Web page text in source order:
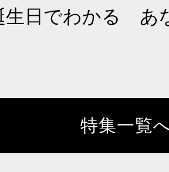
生日でわかる あ
特集一覧